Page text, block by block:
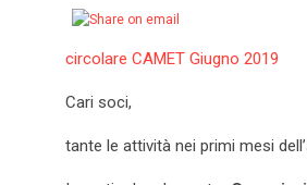
circolare CAMET Giugno 2019
Cari soci,
tante le attività nei primi mesi